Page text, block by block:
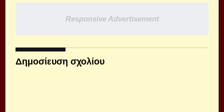
Responsive Advertisement
Δημοσίευση σχολίου